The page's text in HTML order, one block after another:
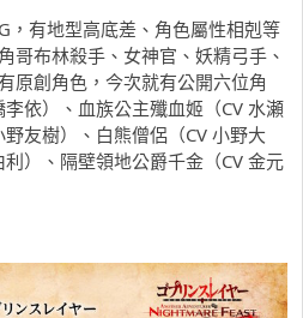
，有地型高底差、角色屬性相剋等
哥布林殺手、女神官、妖精弓手、
原創角色，今次就有公開六位角
依）、血族公主殲血姬（CV 水瀬
友樹）、白熊僧侶（CV 小野大
）、隔壁領地公爵千金（CV 金元